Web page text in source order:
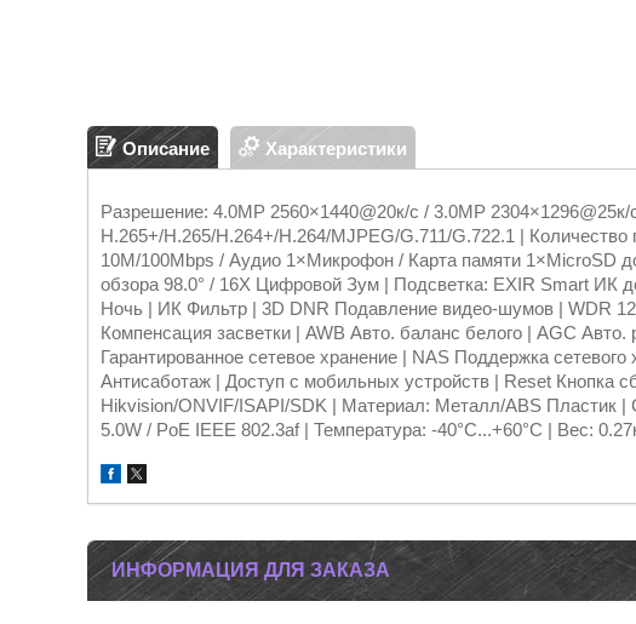
Описание Характеристики
Разрешение: 4.0МР 2560×1440@20к/с / 3.0МР
H.265+/H.265/H.264+/H.264/MJPEG/G.711/G.722.1 |
10M/100Mbps / Аудио 1×Микрофон / Карта памяти 1×MicroSD
обзора 98.0° / 16X Цифровой Зум | Подсветка: EXIR Smart ИК
Ночь | ИК Фильтр | 3D DNR Подавление видео-шумов | WDR
Компенсация засветки | AWB Авто. баланс белого | AGC Авто.
Гарантированное сетевое хранение | NAS Поддержка
Антисаботаж | Доступ с мобильных устройств | Reset Кнопка
Hikvision/ONVIF/ISAPI/SDK | Материал: Металл/ABS Пластик
5.0W / PoE IEEE 802.3af | Температура: -40°C...+60°C | Вес:
ИНФОРМАЦИЯ ДЛЯ ЗАКАЗА